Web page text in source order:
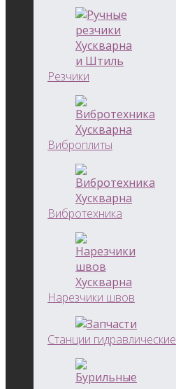
Резчики
Виброплиты
Вибротехника
Нарезчики швов
Станции гидравлические